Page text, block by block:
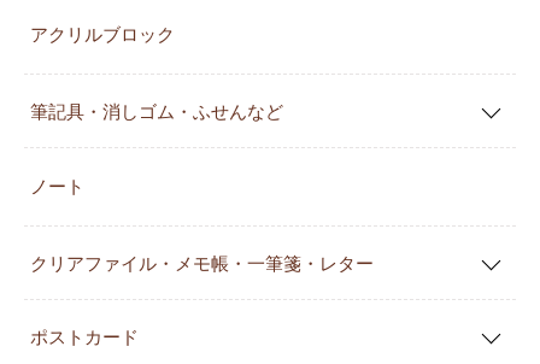
アクリルブロック
筆記具・消しゴム・ふせんなど
ノート
クリアファイル・メモ帳・一筆箋・レター
ポストカード